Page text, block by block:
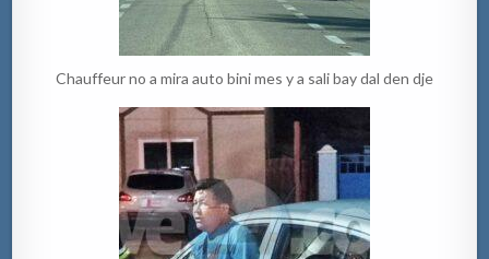
Chauffeur no a mira auto bini mes y a sali bay dal den dje